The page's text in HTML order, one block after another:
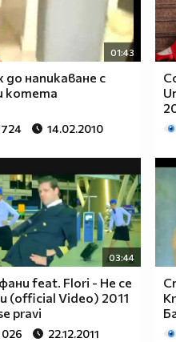
01:43
до напикаване с
котета
14.02.2010
03:44
feat. Flori - Не се
(official Video) 2011
pravi
22.12.2011